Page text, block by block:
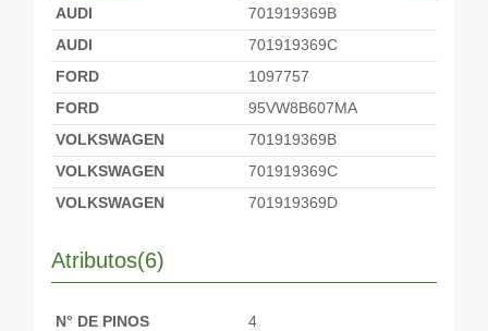
AUDI
701919369B
AUDI
701919369C
FORD
1097757
FORD
95VW8B607MA
VOLKSWAGEN
701919369B
VOLKSWAGEN
701919369C
VOLKSWAGEN
701919369D
Atributos(6)
N° DE PINOS
4